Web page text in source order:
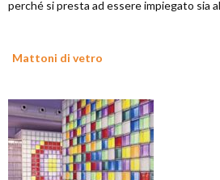
perché si presta ad essere impiegato sia
Mattoni di vetro